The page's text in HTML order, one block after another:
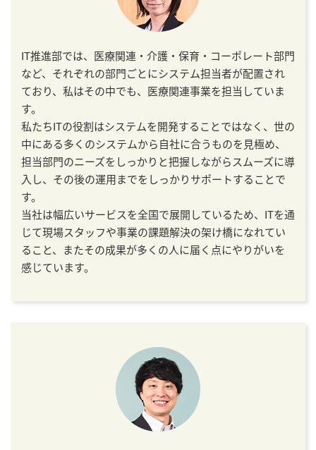
IT推進部では、医療関連・介護・保育・コーポレート部門
など、それぞれの部門ごとにシステム担当者が配置され
ており、私はその中でも、医療関連事業を担当していま
す。
私たちITの役割はシステムを開発することではなく、世の
中にある多くのシステムから自社に合うものを見極め、
担当部門のニーズをしっかりと把握しながらスムーズに導
入し、その後の運用までをしっかりサポートすることで
す。
当社は幅広いサービスを全国で展開しているため、ITを通
じて現場スタッフや事業の課題解決の架け橋になれてい
ること、またその成果が多くの人に届く点にやりがいを
感じています。